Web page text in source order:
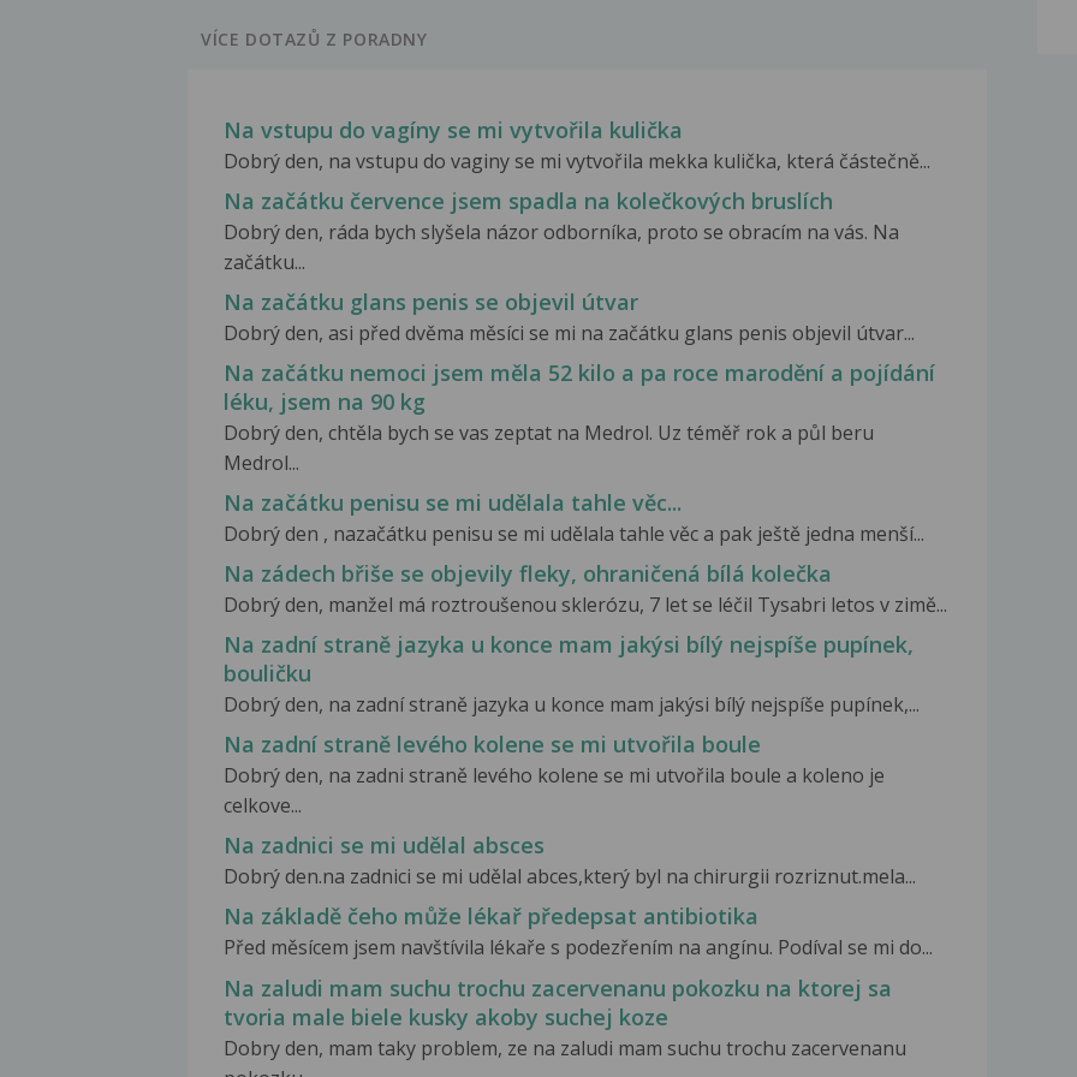
VÍCE DOTAZŮ Z PORADNY
Na vstupu do vagíny se mi vytvořila kulička
Dobrý den, na vstupu do vaginy se mi vytvořila mekka kulička, která částečně...
Na začátku července jsem spadla na kolečkových bruslích
Dobrý den, ráda bych slyšela názor odborníka, proto se obracím na vás. Na
začátku...
Na začátku glans penis se objevil útvar
Dobrý den, asi před dvěma měsíci se mi na začátku glans penis objevil útvar...
Na začátku nemoci jsem měla 52 kilo a pa roce marodění a pojídání
léku, jsem na 90 kg
Dobrý den, chtěla bych se vas zeptat na Medrol. Uz téměř rok a půl beru
Medrol...
Na začátku penisu se mi udělala tahle věc...
Dobrý den , nazačátku penisu se mi udělala tahle věc a pak ještě jedna menší...
Na zádech břiše se objevily fleky, ohraničená bílá kolečka
Dobrý den, manžel má roztroušenou sklerózu, 7 let se léčil Tysabri letos v zimě...
Na zadní straně jazyka u konce mam jakýsi bílý nejspíše pupínek,
bouličku
Dobrý den, na zadní straně jazyka u konce mam jakýsi bílý nejspíše pupínek,...
Na zadní straně levého kolene se mi utvořila boule
Dobrý den, na zadni straně levého kolene se mi utvořila boule a koleno je
celkove...
Na zadnici se mi udělal absces
Dobrý den.na zadnici se mi udělal abces,který byl na chirurgii rozriznut.mela...
Na základě čeho může lékař předepsat antibiotika
Před měsícem jsem navštívila lékaře s podezřením na angínu. Podíval se mi do...
Na zaludi mam suchu trochu zacervenanu pokozku na ktorej sa
tvoria male biele kusky akoby suchej koze
Dobry den, mam taky problem, ze na zaludi mam suchu trochu zacervenanu